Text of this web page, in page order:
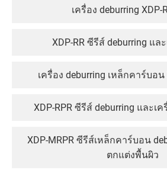
เครื่อง deburring XDP-
XDP-RR ซีรีส์ deburring แล
เครื่อง deburring เหล็กคาร์บอน
XDP-RPR ซีรีส์ deburring และเ
XDP-MRPR ซีรีส์เหล็กคาร์บอน
ตกแต่งพื้นผิว